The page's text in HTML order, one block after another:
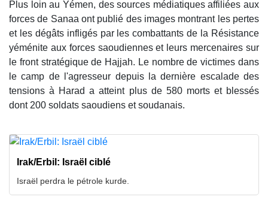
Plus loin au Yémen, des sources médiatiques affiliées aux
forces de Sanaa ont publié des images montrant les pertes
et les dégâts infligés par les combattants de la Résistance
yéménite aux forces saoudiennes et leurs mercenaires sur
le front stratégique de Hajjah. Le nombre de victimes dans
le camp de l'agresseur depuis la dernière escalade des
tensions à Harad a atteint plus de 580 morts et blessés
dont 200 soldats saoudiens et soudanais.
Irak/Erbil: Israël ciblé
Israël perdra le pétrole kurde.